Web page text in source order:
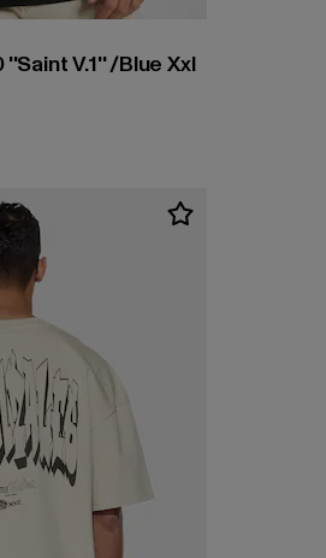
V.1'' /Blue Xxl
39,99 EUR